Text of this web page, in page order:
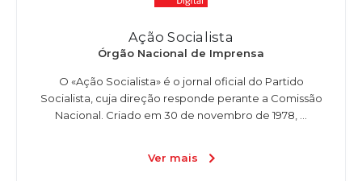
Ação Socialista
Órgão Nacional de Imprensa
O «Ação Socialista» é o jornal oficial do Partido
Socialista, cuja direção responde perante a Comissão
Nacional. Criado em 30 de novembro de 1978, ...
Ver mais